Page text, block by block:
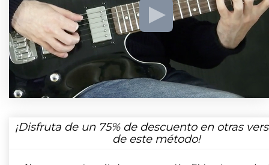
¡Disfruta de un 75%de descuento en otras
de este método!